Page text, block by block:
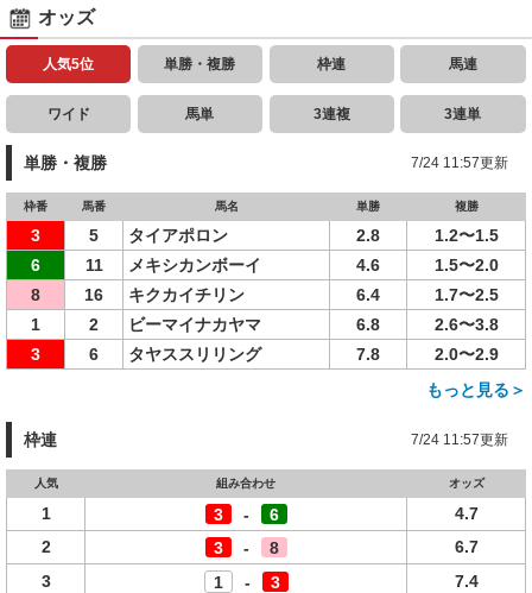
オッズ
人気5位 単勝・複勝 枠連 馬連
ワイド 馬単 3連複 3連単
単勝・複勝 7/24 11:57更新
枠番 馬番 馬名 単勝 複勝
3 5 タイアポロン 2.8
1.2〜1.5
6
11 メキシカンボーイ 4.6
1.5〜2.0
8
16 キクカイチリン 6.4
1.7〜2.5
1
2 ビーマイナカヤマ 6.8
2.6〜3.8
3
6 タヤススリリング 7.8
2.0〜2.9
もっと見る＞
枠連 7/24 11:57更新
人気 組み合わせ オッズ
1 3 - 6
4.7
2
3 - 8
6.7
3
1 - 3
7.4